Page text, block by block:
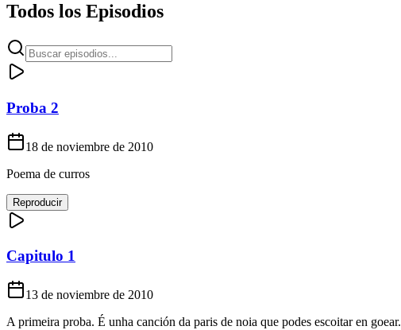
Todos los Episodios
Proba 2
18 de noviembre de 2010
Poema de curros
Reproducir
Capitulo 1
13 de noviembre de 2010
A primeira proba. É unha canción da paris de noia que podes escoitar en goear.